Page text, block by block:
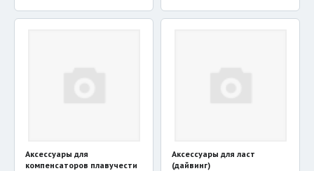
Аксессуары для
компенсаторов плавучести
Аксессуары для ласт
(дайвинг)